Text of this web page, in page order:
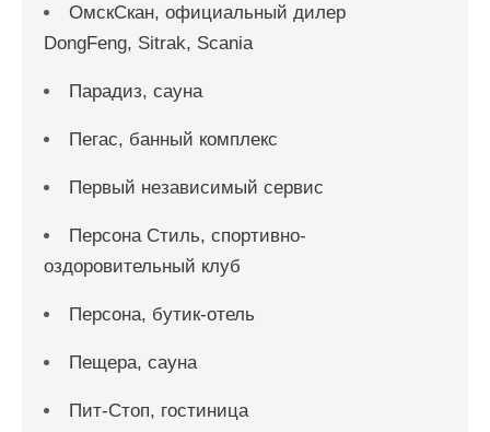
ОмскСкан, официальный дилер
DongFeng, Sitrak, Scania
Парадиз, сауна
Пегас, банный комплекс
Первый независимый сервис
Персона Стиль, спортивно-
оздоровительный клуб
Персона, бутик-отель
Пещера, сауна
Пит-Стоп, гостиница